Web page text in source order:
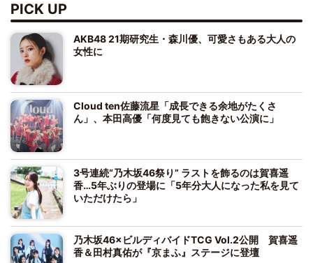
PICK UP
AKB48 21期研究生・森川優、可愛さもある大人の
女性に
Cloud ten佐藤流星「成長できる余地がたくさ
ん」、本田高優「何度見ても飽きない公演に」
3号連続“乃木坂46祭り” ラストを飾るのは賀喜遥
香…5年ぶりの登場に「5年分大人になった私を見て
いただけたら」
乃木坂46×ビルディバイドTCG Vol.2公開 賀喜遥
香＆田村真佑が『京まふ』ステージに登壇